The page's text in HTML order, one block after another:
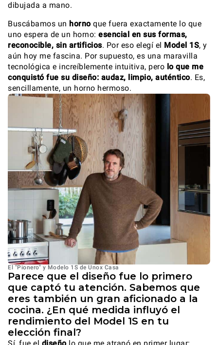
dibujada a mano.
Buscábamos un hornoque fuera exactamente lo que
uno espera de un horno: esencial en sus formas,
reconocible, sin artificios. Por eso elegí el Model 1S, y
aún hoy me fascina. Por supuesto, es una maravilla
tecnológica e increíblemente intuitiva, pero lo que me
conquistó fue su diseño: audaz, limpio, auténtico. Es,
sencillamente, un horno hermoso.
El "Pionero" y Modelo 1S de Unox Casa
Parece que el diseño fue lo primero
que captó tu atención. Sabemos que
eres también un gran aficionado a la
cocina. ¿En qué medida influyó el
rendimiento del Model 1S en tu
elección final?